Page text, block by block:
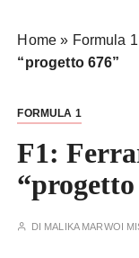
Home » Formula 1
“progetto 676”
FORMULA 1
F1:
“progetto
DI MALIKA MARWOI